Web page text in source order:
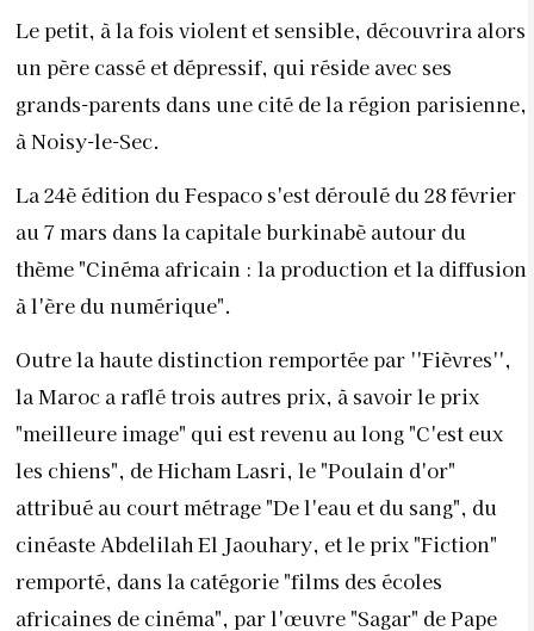
Le petit, à la fois violent et sensible, découvrira alors
un père cassé et dépressif, qui réside avec ses
grands-parents dans une cité de la région parisienne,
à Noisy-le-Sec.
La 24è édition du Fespaco s'est déroulé du 28 février
au 7 mars dans la capitale burkinabè autour du
thème "Cinéma africain : la production et la diffusion
à l'ère du numérique".
Outre la haute distinction remportée par ''Fièvres'',
la Maroc a raflé trois autres prix, à savoir le prix
"meilleure image" qui est revenu au long "C'est eux
les chiens", de Hicham Lasri, le "Poulain d'or"
attribué au court métrage "De l'eau et du sang", du
cinéaste Abdelilah El Jaouhary, et le prix "Fiction"
remporté, dans la catégorie "films des écoles
africaines de cinéma", par l'œuvre "Sagar" de Pape